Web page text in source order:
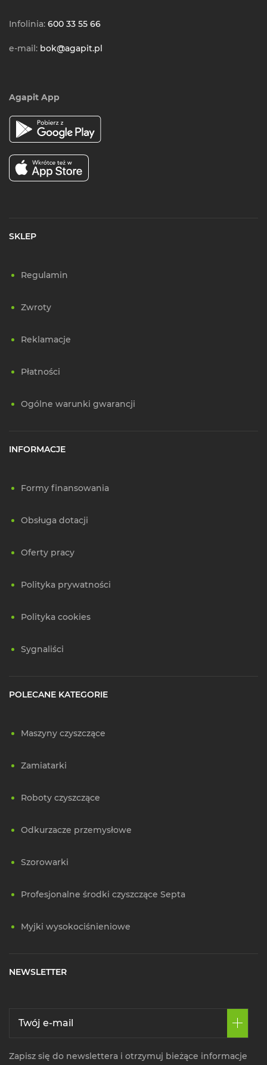
Infolinia: 600 33 55 66
e-mail: bok@agapit.pl
Agapit App
SKLEP
Regulamin
Zwroty
Reklamacje
Płatności
Ogólne warunki gwarancji
INFORMACJE
Formy finansowania
Obsługa dotacji
Oferty pracy
Polityka prywatności
Polityka cookies
Sygnaliści
POLECANE KATEGORIE
Maszyny czyszczące
Zamiatarki
Roboty czyszczące
Odkurzacze przemysłowe
Szorowarki
Profesjonalne środki czyszczące Septa
Myjki wysokociśnieniowe
NEWSLETTER
Zapisz się do newslettera i otrzymuj bieżące informacje